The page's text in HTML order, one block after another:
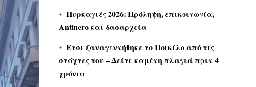
Πυρκαγιές 2026: Πρόληψη, επικοινωνία,
Antinero και δασαρχεία
Έτσι ξαναγεννήθηκε το Ποικίλο από τις
στάχτες του – Δείτε καμένη πλαγιά πριν 4
χρόνια